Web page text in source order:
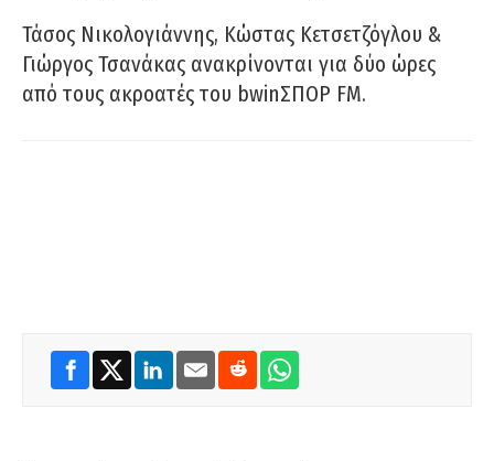
Τάσος Νικολογιάννης, Κώστας Κετσετζόγλου &
Γιώργος Τσανάκας ανακρίνονται για δύο ώρες
από τους ακροατές του bwinΣΠΟΡ FM.